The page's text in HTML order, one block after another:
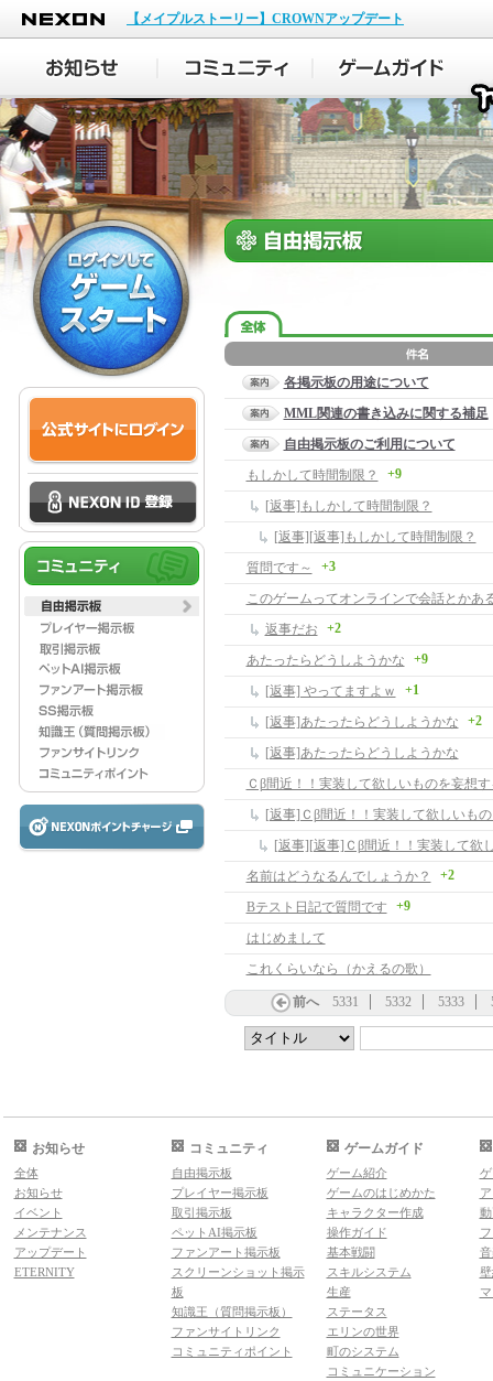
NEXON
【メイプルストーリー】CROWNアップデート
各掲示板の用途について
MML関連の書き込みに関する補足
自由掲示板のご利用について
もしかして時間制限？
+9
[返事]もしかして時間制限？
[返事][返事]もしかして時間制限？
質問です～
+3
このゲームってオンラインで会話とかあ
返事だお
+2
あたったらどうしようかな +9
[返事] やってますよｗ +1
[返事]あたったらどうしようかな +2
[返事]あたったらどうしようかな
Ｃβ間近！！実装して欲しいものを妄想
[返事]Ｃβ間近！！実装して欲しいも
名前はどうなるんでしょうか？ +2
Bテスト日記で質問です +9
はじめまして
これくらいなら（かえるの歌）
前へ 5331 5332 5333
お知らせ
全体
お知らせ
イベント
メンテナンス
アップデート
ETERNITY
コミュニティ
自由掲示板
プレイヤー掲示板
取引掲示板
ペットAI掲示板
ファンアート掲示板
スクリーンショット掲示
板
知識王（質問掲示板）
ファンサイトリンク
コミュニティポイント
ゲームガイド
ゲーム紹介
ゲームのはじめかた
キャラクター作成
操作ガイド
基本戦闘
スキルシステム
生産
ステータス
エリンの世界
町のシステム
コミュニケーション